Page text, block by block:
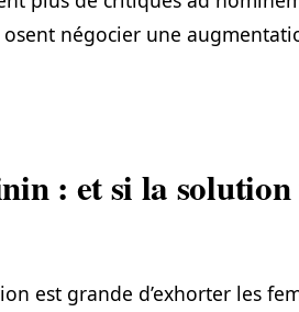
négocier une
: et si la solution
est grande d’exhorter les